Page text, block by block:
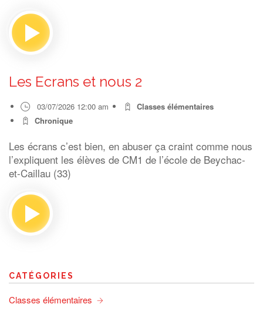
Les Ecrans et nous 2
03/07/2026 12:00 am
Classes élémentaires
Chronique
Les écrans c’est bien, en abuser ça craint comme nous
l’expliquent les élèves de CM1 de l’école de Beychac-
et-Caillau (33)
CATÉGORIES
Classes élémentaires